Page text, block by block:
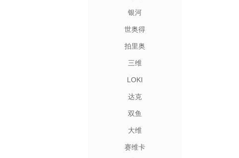
银河
世奥得
拍里奥
三维
LOKI
达克
双鱼
大维
赛维卡